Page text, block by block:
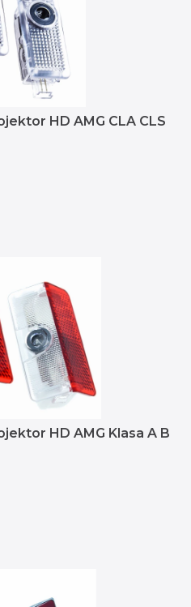
HD AMG CLA CLS
HD AMG Klasa A B